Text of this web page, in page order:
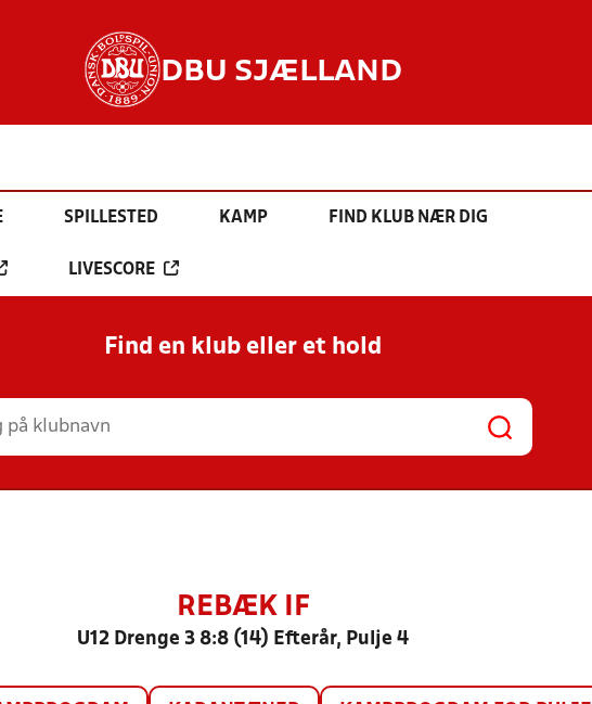
DBU SJÆLLAND
SPILLESTED KAMP FIND KLUB NÆR DIG
LIVESCORE
Find en klub eller et hold
REBÆK IF
U12 Drenge 3 8:8 (14) Efterår, Pulje 4